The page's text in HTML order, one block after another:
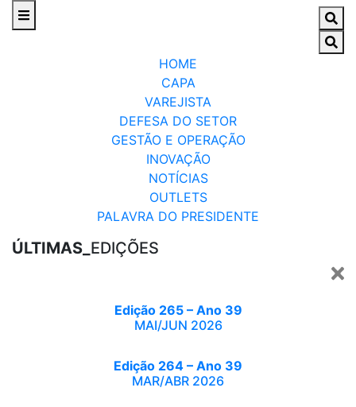
HOME
CAPA
VAREJISTA
DEFESA DO SETOR
GESTÃO E OPERAÇÃO
INOVAÇÃO
NOTÍCIAS
OUTLETS
PALAVRA DO PRESIDENTE
ÚLTIMAS_ EDIÇÕES
Edição 265 – Ano 39
MAI/JUN 2026
Edição 264 – Ano 39
MAR/ABR 2026